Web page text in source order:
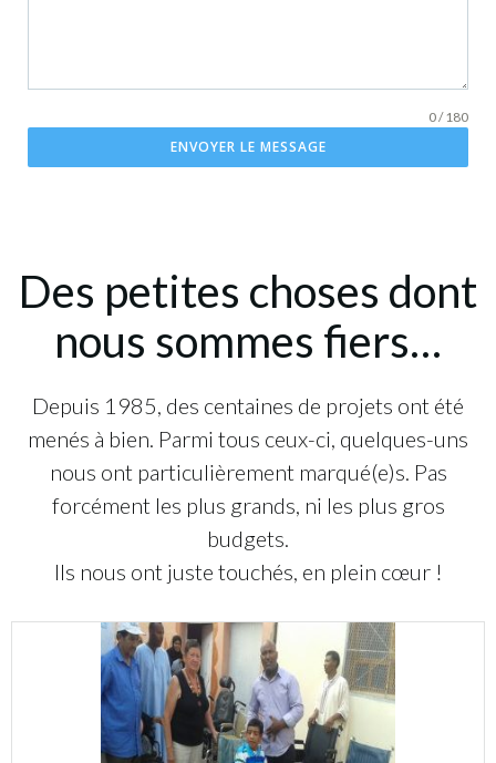
0 / 180
ENVOYER LE MESSAGE
Des petites choses dont
nous sommes fiers…
Depuis 1985, des centaines de projets ont été
menés à bien. Parmi tous ceux-ci, quelques-uns
nous ont particulièrement marqué(e)s. Pas
forcément les plus grands, ni les plus gros
budgets.
Ils nous ont juste touchés, en plein cœur !